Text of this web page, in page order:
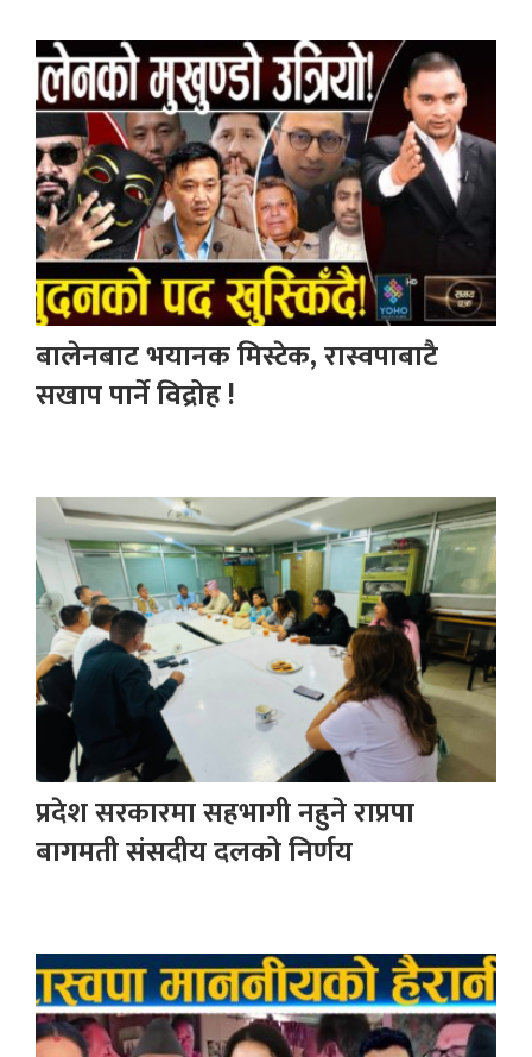
बालेनबाट भयानक मिस्टेक, रास्वपाबाटै
सखाप पार्ने विद्रोह !
प्रदेश सरकारमा सहभागी नहुने राप्रपा
बागमती संसदीय दलको निर्णय